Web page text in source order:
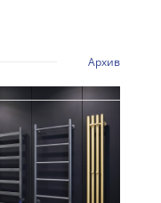
Архив